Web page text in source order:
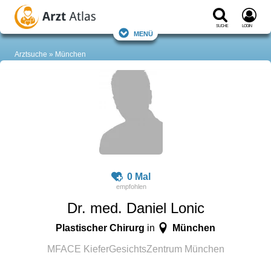
Suche Login
Menü
Arztsuche München
0 Mal
Dr. med. Daniel Lonic
Plastischer Chirurg in München
MFACE KieferGesichtsZentrum München